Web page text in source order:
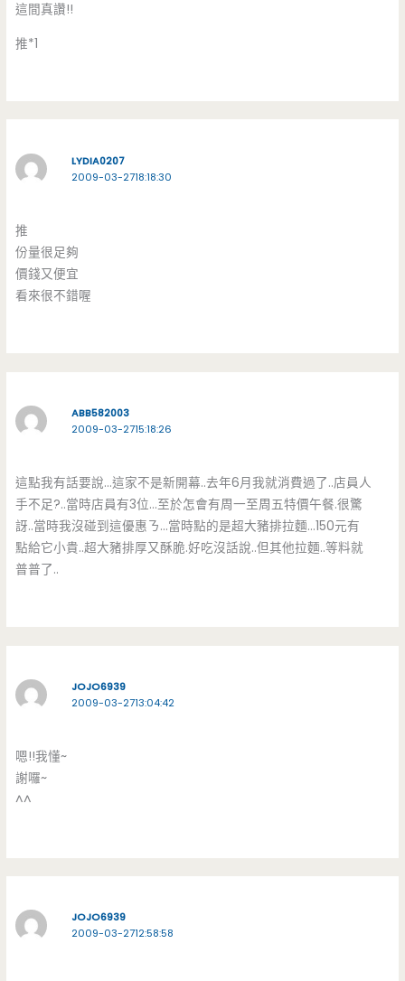
這間真讚!!
推*1
LYDIA0207
2009-03-2718:18:30
推
份量很足夠
價錢又便宜
看來很不錯喔
ABB582003
2009-03-2715:18:26
這點我有話要說…這家不是新開幕..去年6月我就消費過了..店員人
手不足?..當時店員有3位…至於怎會有周一至周五特價午餐.很驚
訝..當時我沒碰到這優惠ㄋ…當時點的是超大豬排拉麵…150元有
點給它小貴..超大豬排厚又酥脆.好吃沒話說..但其他拉麵..等料就
普普了..
JOJO6939
2009-03-2713:04:42
嗯!!我懂~
謝囉~
^^
JOJO6939
2009-03-2712:58:58